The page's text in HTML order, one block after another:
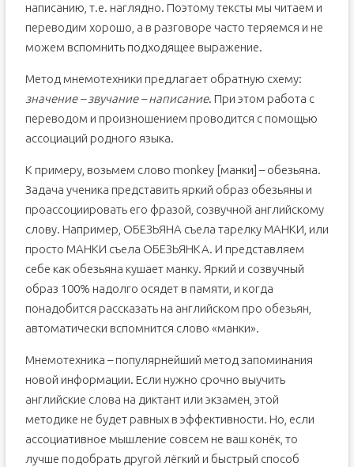
написанию, т.е. наглядно. Поэтому тексты мы читаем и
переводим хорошо, а в разговоре часто теряемся и не
можем вспомнить подходящее выражение.
Метод мнемотехники предлагает обратную схему:
значение – звучание – написание. При этом работа с
переводом и произношением проводится с помощью
ассоциаций родного языка.
К примеру, возьмем слово monkey [манки] – обезьяна.
Задача ученика представить яркий образ обезьяны и
проассоциировать его фразой, созвучной английскому
слову. Например, ОБЕЗЬЯНА съела тарелку МАНКИ, или
просто МАНКИ съела ОБЕЗЬЯНКА. И представляем
себе как обезьяна кушает манку. Яркий и созвучный
образ 100% надолго осядет в памяти, и когда
понадобится рассказать на английском про обезьян,
автоматически вспомнится слово «манки».
Мнемотехника – популярнейший метод запоминания
новой информации. Если нужно срочно выучить
английские слова на диктант или экзамен, этой
методике не будет равных в эффективности. Но, если
ассоциативное мышление совсем не ваш конёк, то
лучше подобрать другой лёгкий и быстрый способ